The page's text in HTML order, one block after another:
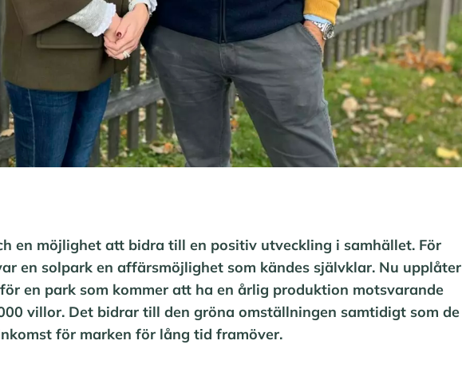
en möjlighet att bidra till en positiv utveckling i samhället. För
en solpark en affärsmöjlighet som kändes självklar. Nu upplåter
en park som kommer att ha en årlig produktion motsvarande
villor. Det bidrar till den gröna omställningen samtidigt som de
för marken för lång tid framöver.